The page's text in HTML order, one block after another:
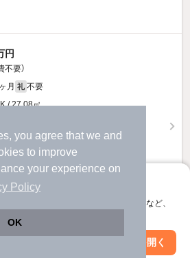
you agree that we and
to improve
your experience on
Policy
OK
て、サクサクお部屋探し
使える。マップ検索やお気に入り保存など、
アプリを開く
円
不要）
月 礼 不要
/ 27.08㎡
絞り込み条件を変更